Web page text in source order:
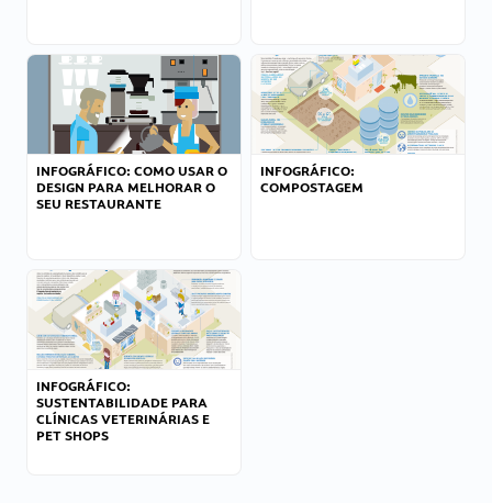
INFOGRÁFICO: COMO USAR O
DESIGN PARA MELHORAR O
SEU RESTAURANTE
INFOGRÁFICO:
COMPOSTAGEM
INFOGRÁFICO:
SUSTENTABILIDADE PARA
CLÍNICAS VETERINÁRIAS E
PET SHOPS